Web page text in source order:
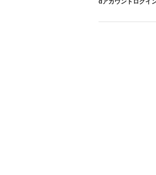
dアカウントログイ